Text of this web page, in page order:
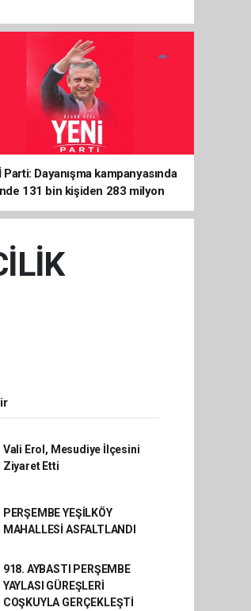
Parti: Dayanışma kampanyasında
131 bin kişiden 283 milyon
destek
Vali Erol, Mesudiye İlçesini
Ziyaret Etti
PERŞEMBE YEŞİLKÖY
MAHALLESİ ASFALTLANDI
918. AYBASTI PERŞEMBE
YAYLASI GÜREŞLERİ
COŞKUYLA GERÇEKLEŞTİ